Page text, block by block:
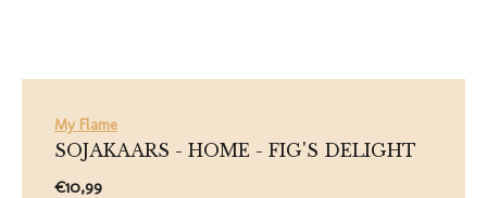
My Flame
SOJAKAARS - HOME - FIG'S DELIGHT
€10,99